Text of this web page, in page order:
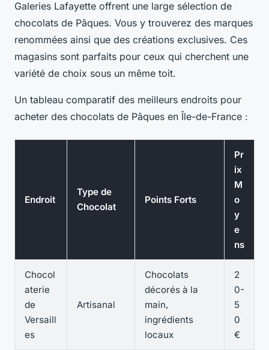
Galeries Lafayette offrent une large sélection de
chocolats de Pâques. Vous y trouverez des marques
renommées ainsi que des créations exclusives. Ces
magasins sont parfaits pour ceux qui cherchent une
variété de choix sous un même toit.
Un tableau comparatif des meilleurs endroits pour
acheter des chocolats de Pâques en Île-de-France :
Endroit
Type de
Chocolat
Points Forts
Pr
ix
M
o
y
e
ns
Chocol
aterie
de
Versaill
es
Artisanal
Chocolats
décorés à la
main,
ingrédients
locaux
2
0-
5
0
€